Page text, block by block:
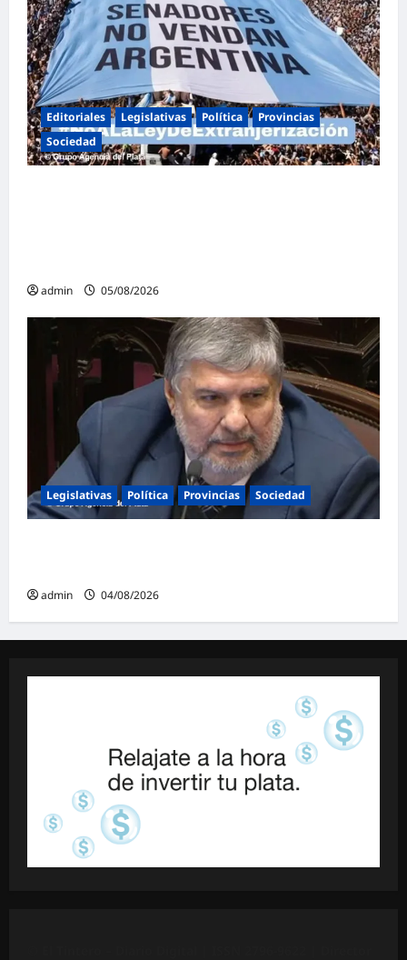
Editoriales Legislativas Política
Provincias
Sociedad
admin 05/08/2026
Legislativas Política Provincias Sociedad
admin 04/08/2026